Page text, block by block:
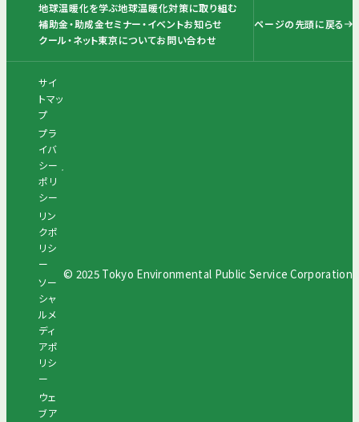
地球温暖化を学ぶ地球温暖化対策に取り組む
補助金・助成金セミナー・イベントお知らせ
クール・ネット東京についてお問い合わせ
ページの先頭に戻る
サイ
トマッ
プ
プラ
イバ
シー
ポリ
シー
リン
クポ
リシ
ー
ソー
シャ
ルメ
ディ
アポ
リシ
ー
ウェ
ブア
© 2025 Tokyo Environmental Public Service Corporation